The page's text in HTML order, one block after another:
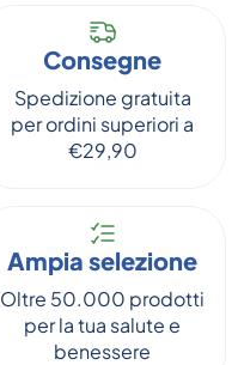
Consegne
Spedizione gratuita
per ordini superiori a
€29,90
Ampia selezione
Oltre 50.000 prodotti
per la tua salute e
benessere